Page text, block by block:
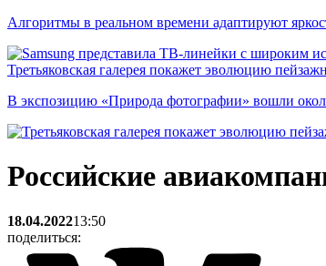
Алгоритмы в реальном времени адаптируют
Третьяковская галерея покажет эволюцию
В экспозицию «Природа фотографии» вошли
Российские
18.04.202213:50
поделиться: